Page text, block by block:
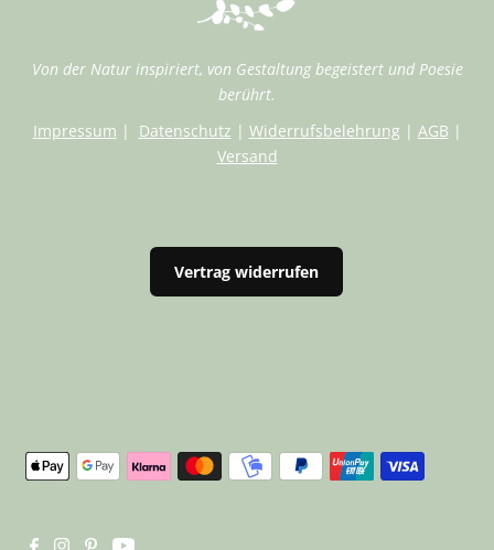
Von der Natur inspiriert, von Gestaltung begeistert und Poesie
berührt.
Impressum | Datenschutz | Widerrufsbelehrung | AGB |
Versand
Vertrag widerrufen